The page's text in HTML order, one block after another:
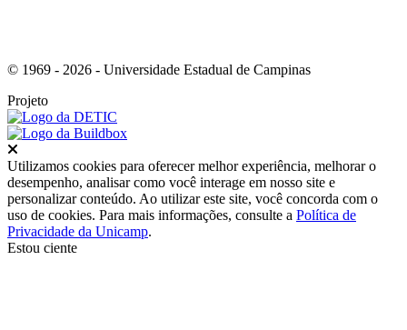
© 1969 - 2026 - Universidade Estadual de Campinas
Projeto
Utilizamos cookies para oferecer melhor experiência, melhorar o
desempenho, analisar como você interage em nosso site e
personalizar conteúdo. Ao utilizar este site, você concorda com o
uso de cookies. Para mais informações, consulte a Política de
Privacidade da Unicamp.
Estou ciente